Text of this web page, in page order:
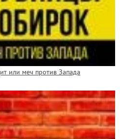
или меч против Запада